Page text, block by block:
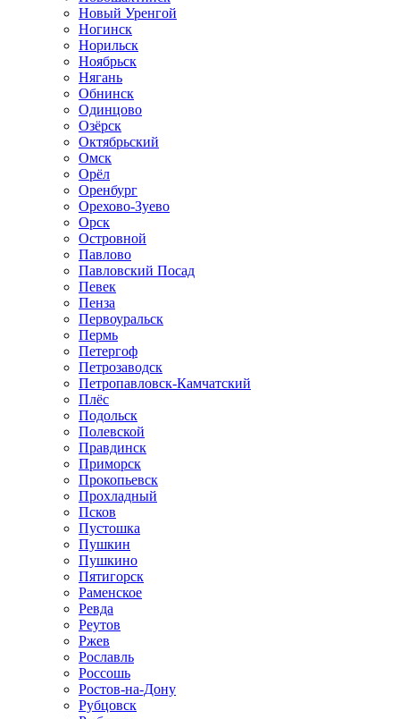
Новый Уренгой
Ногинск
Норильск
Ноябрьск
Нягань
Обнинск
Одинцово
Озёрск
Октябрьский
Омск
Орёл
Оренбург
Орехово-Зуево
Орск
Островной
Павлово
Павловский Посад
Певек
Пенза
Первоуральск
Пермь
Петергоф
Петрозаводск
Петропавловск-Камчатский
Плёс
Подольск
Полевской
Правдинск
Приморск
Прокопьевск
Прохладный
Псков
Пустошка
Пушкин
Пушкино
Пятигорск
Раменское
Ревда
Реутов
Ржев
Рославль
Россошь
Ростов-на-Дону
Рубцовск